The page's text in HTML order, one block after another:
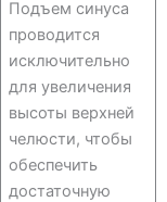
Подъем синуса
проводится
исключительно
для увеличения
высоты верхней
челюсти, чтобы
обеспечить
достаточную